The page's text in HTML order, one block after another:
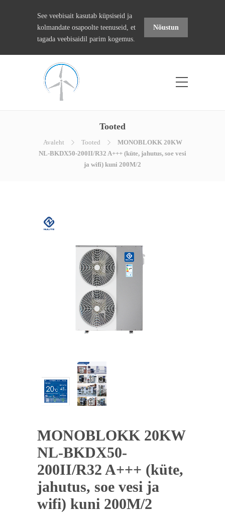
See veebisait kasutab küpsiseid ja
kolmandate osapoolte teenuseid, et
tagada veebisaidil parim kogemus.
Nõustun
Tooted
Avaleht Tooted
MONOBLOKK 20KW
NL-BKDX50-200II/R32 A+++ (küte, jahutus, soe vesi
ja wifi) kuni 200M/2
MONOBLOKK 20KW
NL-BKDX50-
200II/R32 A+++ (küte,
jahutus, soe vesi ja
wifi) kuni 200M/2